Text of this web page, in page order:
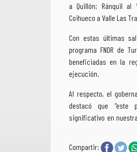
a Quillón; Ránquil al
Coihueco a Valle Las
Con estas últimas
programa FNDR de
beneficiadas en la
ejecución.
Al respecto, el
destacó que “este
significativo en
Compartir: